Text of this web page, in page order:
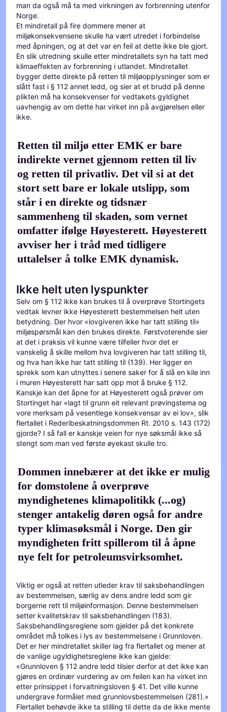
man da også må ta med virkningen av forbrenning utenfor
Norge.
Et mindretall på fire dommere mener at
miljøkonsekvensene skulle ha vært utredet i forbindelse
med åpningen, og at det var en feil at dette ikke ble gjort.
En slik utredning skulle etter mindretallets syn ha tatt med
klimaeffekten av forbrenning i utlandet. Mindretallet
bygger dette direkte på retten til miljøopplysninger som er
slått fast i § 112 annet ledd, og sier at et brudd på denne
plikten må ha konsekvenser for vedtakets gyldighet
uavhengig av om dette har virket inn på avgjørelsen eller
ikke.
Retten til miljø etter EMK er bare
indirekte vernet gjennom retten til liv
og retten til privatliv. Det vil si at det
stort sett bare er lokale utslipp, som
står i en direkte og tidsnær
sammenheng til skaden, som vernet
omfatter ifølge Høyesterett. Høyesterett
avviser her i tråd med tidligere
uttalelser å tolke EMK dynamisk.
Ikke helt uten lyspunkter
Selv om § 112 ikke kan brukes til å overprøve Stortingets
vedtak levner ikke Høyesterett bestemmelsen helt uten
betydning. Der hvor «lovgiveren ikke har tatt stilling til»
miljøspørsmål kan den brukes direkte. Førstvoterende sier
at det i praksis vil kunne være tilfeller hvor det er
vanskelig å skille mellom hva lovgiveren har tatt stilling til,
og hva han ikke har tatt stilling til (139). Her ligger en
sprekk som kan utnyttes i senere saker for å slå en kile inn
i muren Høyesterett har satt opp mot å bruke § 112.
Kanskje kan det åpne for at Høyesterett også prøver om
Stortinget har «lagt til grunn eit relevant prøvingstema og
vore merksam på vesentlege konsekvensar av ei lov», slik
flertallet i Rederibeskatningsdommen Rt. 2010 s. 143 (172)
gjorde? I så fall er kanskje veien for nye søksmål ikke så
stengt som man ved første øyekast skulle tro.
Dommen innebærer at det ikke er mulig
for domstolene å overprøve
myndighetenes klimapolitikk (...og)
stenger antakelig døren også for andre
typer klimasøksmål i Norge. Den gir
myndigheten fritt spillerom til å åpne
nye felt for petroleumsvirksomhet.
Viktig er også at retten utleder krav til saksbehandlingen
av bestemmelsen, særlig av dens andre ledd som gir
borgerne rett til miljøinformasjon. Denne bestemmelsen
setter kvalitetskrav til saksbehandlingen (183).
Saksbehandlingsreglene som gjelder på det konkrete
området må tolkes i lys av bestemmelsene i Grunnloven.
Det er her mindretallet skiller lag fra flertallet og mener at
de vanlige ugyldighetsreglene ikke kan gjelde:
«Grunnloven § 112 andre ledd tilsier derfor at det ikke kan
gjøres en ordinær vurdering av om feilen kan ha virket inn
etter prinsippet i forvaltningsloven § 41. Det ville kunne
undergrave formålet med grunnlovsbestemmelsen (281).»
Flertallet behøvde ikke ta stilling til dette da de ikke mente